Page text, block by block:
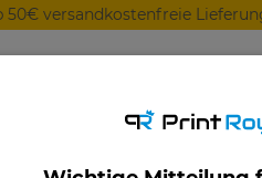
50€ versandkostenfreie